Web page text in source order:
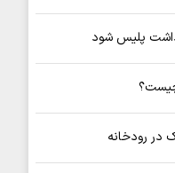
پلیس شود
چیست؟
در رودخانه